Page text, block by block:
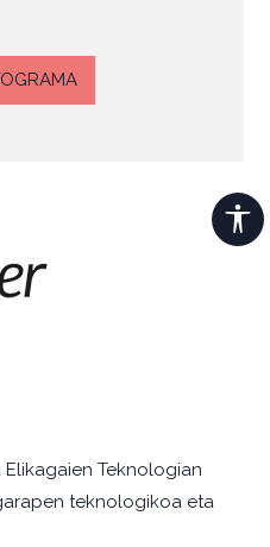
Teknologian
teknologikoa eta